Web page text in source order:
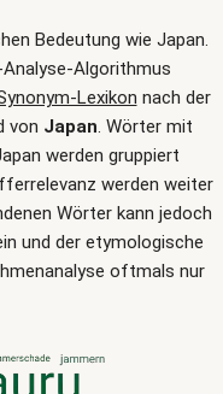
Bedeutung wie Japan.
Algorithmus
Lexikon nach der
von Japan. Wörter mit
werden gruppiert
werden weiter
Wörter kann jedoch
und der etymologische
oftmals nur